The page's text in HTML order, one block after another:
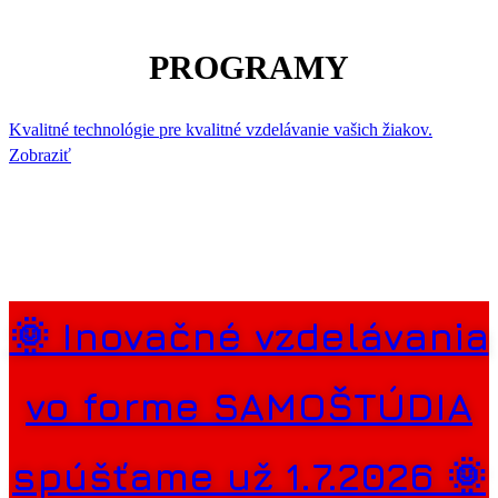
PROGRAMY
Kvalitné technológie pre kvalitné vzdelávanie vašich žiakov.
Zobraziť
🌞 Inovačné vzdelávania
vo forme SAMOŠTÚDIA
spúšťame už 1.7.2026 🌞